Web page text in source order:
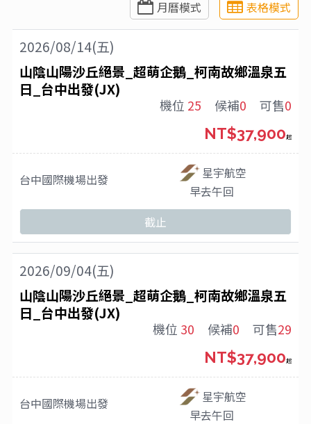
月曆模式 表格模式
2026/08/14(五)
山陰山陽沙丘絕景_超萌企鵝_柯南故鄉溫泉五
日_台中出發(JX)
機位 25 候補0 可售0
台中國際機場出發
星宇航空
早去午回
NT$37,900起
截止
2026/09/04(五)
山陰山陽沙丘絕景_超萌企鵝_柯南故鄉溫泉五
日_台中出發(JX)
機位 30 候補0 可售29
台中國際機場出發
星宇航空
早去午回
NT$37,900起